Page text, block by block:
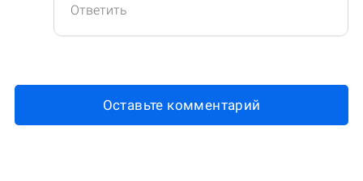
Ответить
Оставьте комментарий